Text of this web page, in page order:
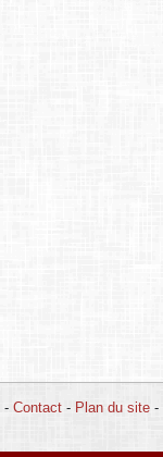
- Contact- Plan du site-